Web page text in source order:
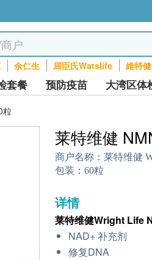
余仁生 屈臣氏Watslife 維特
套餐 预防疫苗 大湾区体
粒
莱特维健
商户名称： 莱特维健
包装： 60粒
详情
莱特维健Wright Life
NAD+ 补充剂
修复DNA